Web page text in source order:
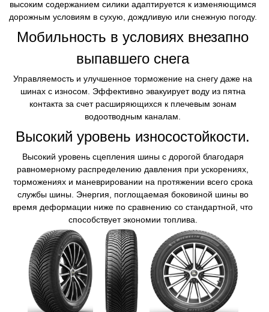
высоким содержанием силики адаптируется к изменяющимся
дорожным условиям в сухую, дождливую или снежную погоду​.
Мобильность в условиях внезапно
выпавшего снега
​ Управляемость и улучшенное торможение на снегу даже на
шинах с износом. Эффективно эвакуирует воду из пятна
контакта за счет расширяющихся к плечевым зонам
водоотводным каналам​.
Высокий уровень износостойкости.
​ Высокий уровень сцепления шины с дорогой благодаря
равномерному распределению давления при ускорениях,
торможениях и маневрировании на протяжении всего срока
службы шины.​ Энергия, поглощаемая боковиной шины во
время деформации ниже по сравнению со стандартной, что
способствует экономии топлива​.